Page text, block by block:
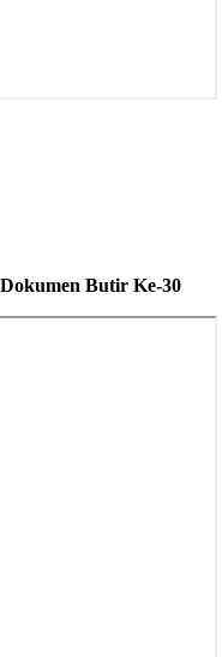
Butir Ke-30